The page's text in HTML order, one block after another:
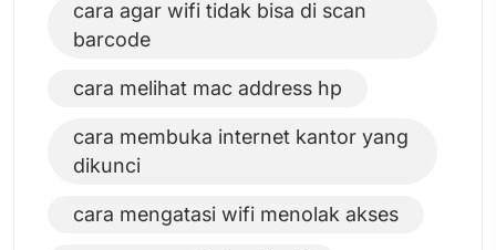
cara agar wifi tidak bisa di scan
barcode
cara melihat mac address hp
cara membuka internet kantor yang
dikunci
cara mengatasi wifi menolak akses